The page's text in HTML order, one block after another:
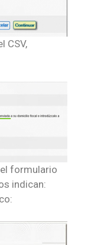
CSV,
formulario
indican: